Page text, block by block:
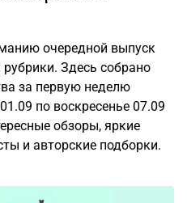
очередной выпуск
Здесь собрано
за первую неделю
по воскресенье 07.09
обзоры, яркие
и авторские подборки.